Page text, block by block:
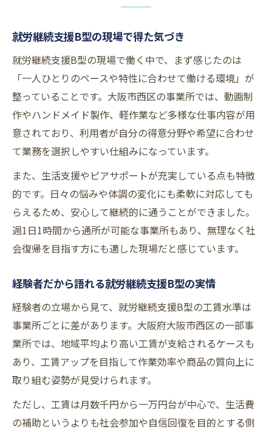
実
工賃が地域で異なる理由と就労継続支援B型
就労継続支援B型の工賃で生活できるのか
こんな工賃だった就労継続支援B型の体験談
就労継続支援B型工賃体験談で分かる実情
経験者が語る就労継続支援B型工賃のリアル
ト
就労継続支援B型工賃で感じたギャップと成
長
体験談から学ぶ工賃アップへのヒント
就労継続支援B型で叶う多様な働き方
経験者が語る自分らしい働き方の工夫
ライフスタイルに合う就労継続支援B型の魅
力
通所や在宅など柔軟な就労継続支援B型活用
法
一般就労を目指す人の就労継続支援B型活用
例
就労継続支援B型の現場で得た気づき
就労継続支援B型の現場で働く中で、まず感じたのは
「一人ひとりのペースや特性に合わせて働ける環境」が
整っていることです。大阪市西区の事業所では、動画制
作やハンドメイド製作、軽作業など多様な仕事内容が用
意されており、利用者が自分の得意分野や希望に合わせ
て業務を選択しやすい仕組みになっています。
また、生活支援やピアサポートが充実している点も特徴
的です。日々の悩みや体調の変化にも柔軟に対応しても
らえるため、安心して継続的に通うことができました。
週1日1時間から通所が可能な事業所もあり、無理なく社
会復帰を目指す方にも適した現場だと感じています。
経験者だから語れる就労継続支援B型の実情
経験者の立場から見て、就労継続支援B型の工賃水準は
事業所ごとに差があります。大阪府大阪市西区の一部事
業所では、地域平均より高い工賃が支給されるケースも
あり、工賃アップを目指して作業効率や商品の質向上に
取り組む姿勢が見受けられます。
ただし、工賃は月数千円から一万円台が中心で、生活費
の補助というよりも社会参加や自信回復を目的とする側